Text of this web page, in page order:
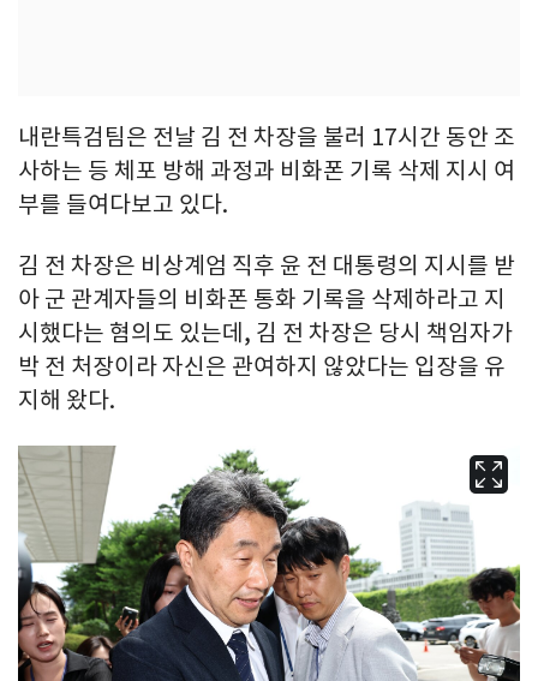
내란특검팀은 전날 김 전 차장을 불러 17시간 동안 조
사하는 등 체포 방해 과정과 비화폰 기록 삭제 지시 여
부를 들여다보고 있다.
김 전 차장은 비상계엄 직후 윤 전 대통령의 지시를 받
아 군 관계자들의 비화폰 통화 기록을 삭제하라고 지
시했다는 혐의도 있는데, 김 전 차장은 당시 책임자가
박 전 처장이라 자신은 관여하지 않았다는 입장을 유
지해 왔다.